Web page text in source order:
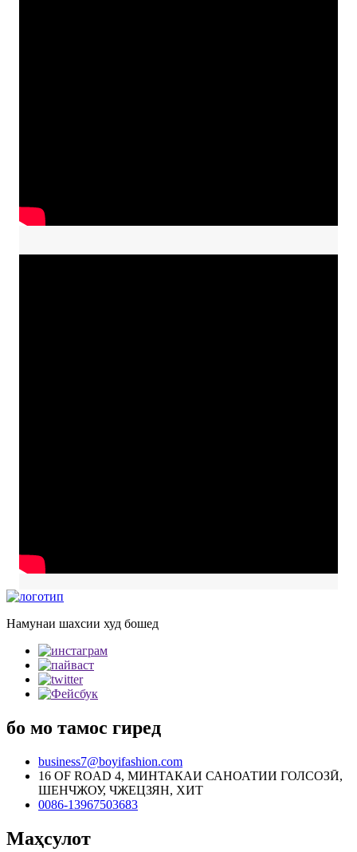
Намунаи шахсии худ бошед
бо мо тамос гиред
business7@boyifashion.com
16 OF ROAD 4, МИНТАКАИ САНОАТИИ ГОЛСОЗӢ,
ШЕНЧЖОУ, ЧЖЕЦЗЯН, ХИТ
0086-13967503683
Маҳсулот